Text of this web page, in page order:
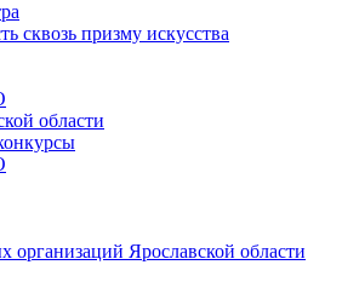
сквозь призму искусства
области
организаций Ярославской области